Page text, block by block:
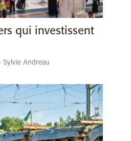
qui investissent
Andreau